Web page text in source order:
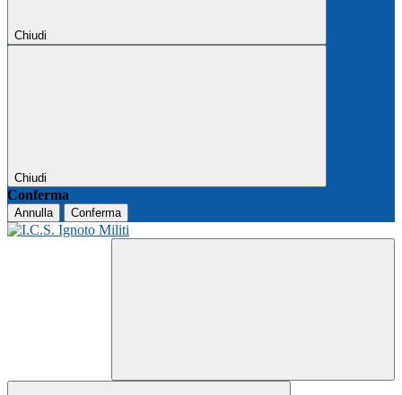
Chiudi
Chiudi
Conferma
Annulla Conferma